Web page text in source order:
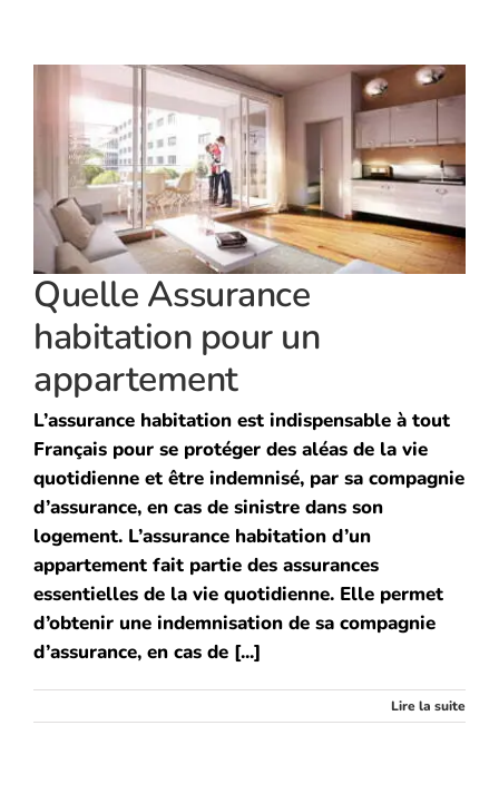
Quelle Assurance
habitation pour un
appartement
L’assurance habitation est indispensable à tout
Français pour se protéger des aléas de la vie
quotidienne et être indemnisé, par sa compagnie
d’assurance, en cas de sinistre dans son
logement. L’assurance habitation d’un
appartement fait partie des assurances
essentielles de la vie quotidienne. Elle permet
d’obtenir une indemnisation de sa compagnie
d’assurance, en cas de [...]
Lire la suite